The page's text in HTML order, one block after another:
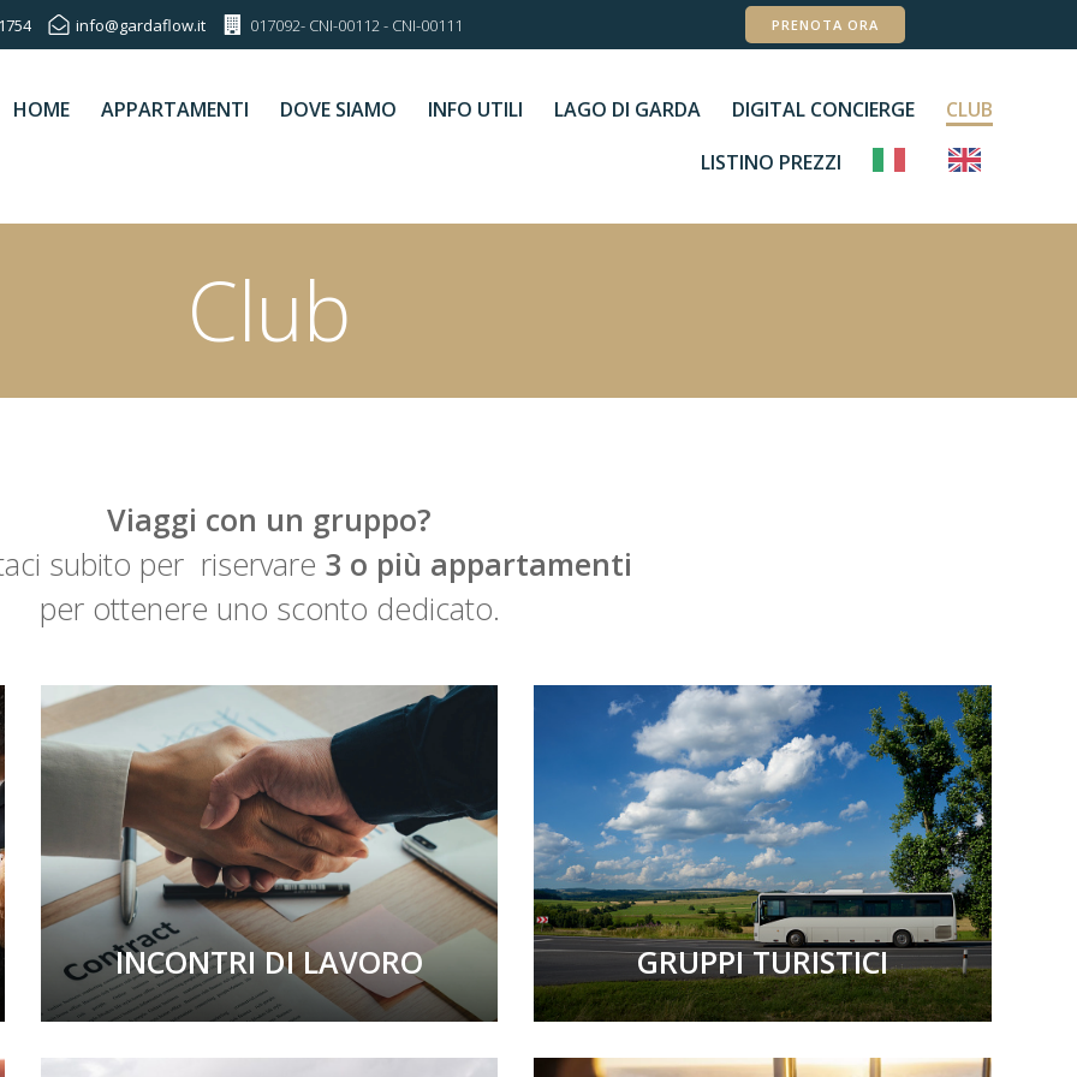
info@gardaflow.it 017092- CNI-00112 - CNI-00111 PRENOTA ORA
HOME APPARTAMENTI DOVE SIAMO INFO UTILI LAGO DI GARDA DIGITAL CONCIERGE
CLUB
LISTINO PREZZI
Club
Viaggi con un gruppo?
subito per riservare 3 o più appartamenti
per ottenere uno sconto dedicato.
INCONTRI DI LAVORO GRUPPI TURISTICI